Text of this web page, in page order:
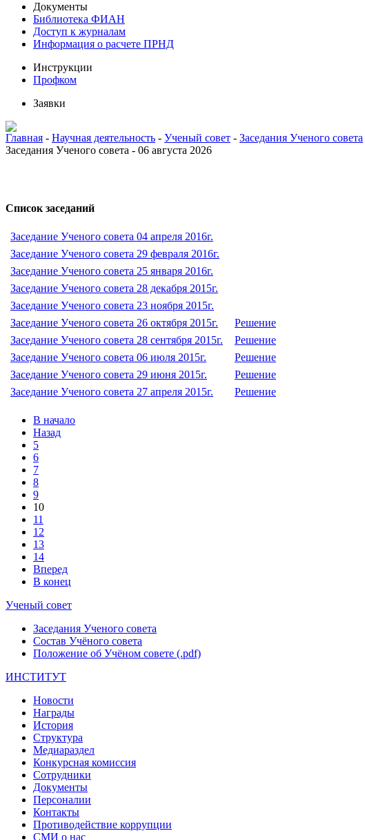
Документы
Библиотека ФИАН
Доступ к журналам
Информация о расчете ПРНД
Инструкции
Профком
Заявки
Главная - Научная деятельность - Ученый совет - Заседания Ученого совета
Заседания Ученого совета - 06 августа 2026
Список заседаний
Заседание Ученого совета 04 апреля 2016г.
Заседание Ученого совета 29 февраля 2016г.
Заседание Ученого совета 25 января 2016г.
Заседание Ученого совета 28 декабря 2015г.
Заседание Ученого совета 23 ноября 2015г.
Заседание Ученого совета 26 октября 2015г.
Решение
Заседание Ученого совета 28 сентября 2015г.
Решение
Заседание Ученого совета 06 июля 2015г.
Решение
Заседание Ученого совета 29 июня 2015г.
Решение
Заседание Ученого совета 27 апреля 2015г.
Решение
В начало
Назад
5
6
7
8
9
10
11
12
13
14
Вперед
В конец
Ученый совет
Заседания Ученого совета
Состав Учёного совета
Положение об Учёном совете (.pdf)
ИНСТИТУТ
Новости
Награды
История
Структура
Медиараздел
Конкурсная комиссия
Сотрудники
Документы
Персоналии
Контакты
Противодействие коррупции
СМИ о нас